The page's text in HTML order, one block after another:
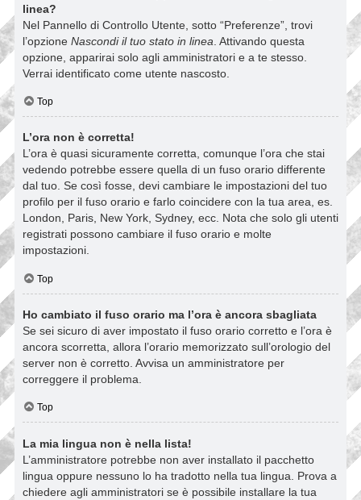
linea?
Nel Pannello di Controllo Utente, sotto “Preferenze”, trovi
l’opzione Nascondi il tuo stato in linea . Attivando questa
opzione, apparirai solo agli amministratori e a te stesso.
Verrai identificato come utente nascosto.
Top
L’ora non è corretta!
L’ora è quasi sicuramente corretta, comunque l’ora che stai
vedendo potrebbe essere quella di un fuso orario differente
dal tuo. Se così fosse, devi cambiare le impostazioni del tuo
profilo per il fuso orario e farlo coincidere con la tua area, es.
London, Paris, New York, Sydney, ecc. Nota che solo gli utenti
registrati possono cambiare il fuso orario e molte
impostazioni.
Top
Ho cambiato il fuso orario ma l’ora è ancora sbagliata
Se sei sicuro di aver impostato il fuso orario corretto e l’ora è
ancora scorretta, allora l’orario memorizzato sull’orologio del
server non è corretto. Avvisa un amministratore per
correggere il problema.
Top
La mia lingua non è nella lista!
L’amministratore potrebbe non aver installato il pacchetto
lingua oppure nessuno lo ha tradotto nella tua lingua. Prova a
chiedere agli amministratori se è possibile installare la tua